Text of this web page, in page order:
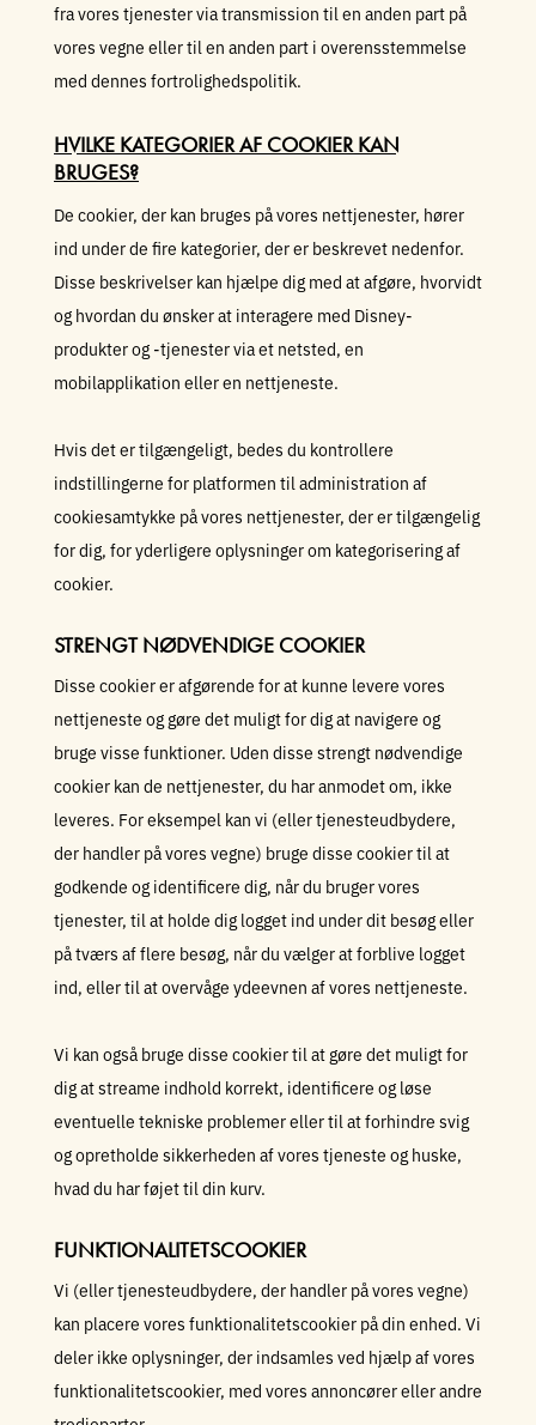
fra vores tjenester via transmission til en anden part på
vores vegne eller til en anden part i overensstemmelse
med dennes fortrolighedspolitik.
HVILKE KATEGORIER AF COOKIER KAN
BRUGES?
De cookier, der kan bruges på vores nettjenester, hører
ind under de fire kategorier, der er beskrevet nedenfor.
Disse beskrivelser kan hjælpe dig med at afgøre, hvorvidt
og hvordan du ønsker at interagere med Disney-
produkter og -tjenester via et netsted, en
mobilapplikation eller en nettjeneste.
Hvis det er tilgængeligt, bedes du kontrollere
indstillingerne for platformen til administration af
cookiesamtykke på vores nettjenester, der er tilgængelig
for dig, for yderligere oplysninger om kategorisering af
cookier.
STRENGT NØDVENDIGE COOKIER
Disse cookier er afgørende for at kunne levere vores
nettjeneste og gøre det muligt for dig at navigere og
bruge visse funktioner. Uden disse strengt nødvendige
cookier kan de nettjenester, du har anmodet om, ikke
leveres. For eksempel kan vi (eller tjenesteudbydere,
der handler på vores vegne) bruge disse cookier til at
godkende og identificere dig, når du bruger vores
tjenester, til at holde dig logget ind under dit besøg eller
på tværs af flere besøg, når du vælger at forblive logget
ind, eller til at overvåge ydeevnen af vores nettjeneste.
Vi kan også bruge disse cookier til at gøre det muligt for
dig at streame indhold korrekt, identificere og løse
eventuelle tekniske problemer eller til at forhindre svig
og opretholde sikkerheden af vores tjeneste og huske,
hvad du har føjet til din kurv.
FUNKTIONALITETSCOOKIER
Vi (eller tjenesteudbydere, der handler på vores vegne)
kan placere vores funktionalitetscookier på din enhed. Vi
deler ikke oplysninger, der indsamles ved hjælp af vores
funktionalitetscookier, med vores annoncører eller andre